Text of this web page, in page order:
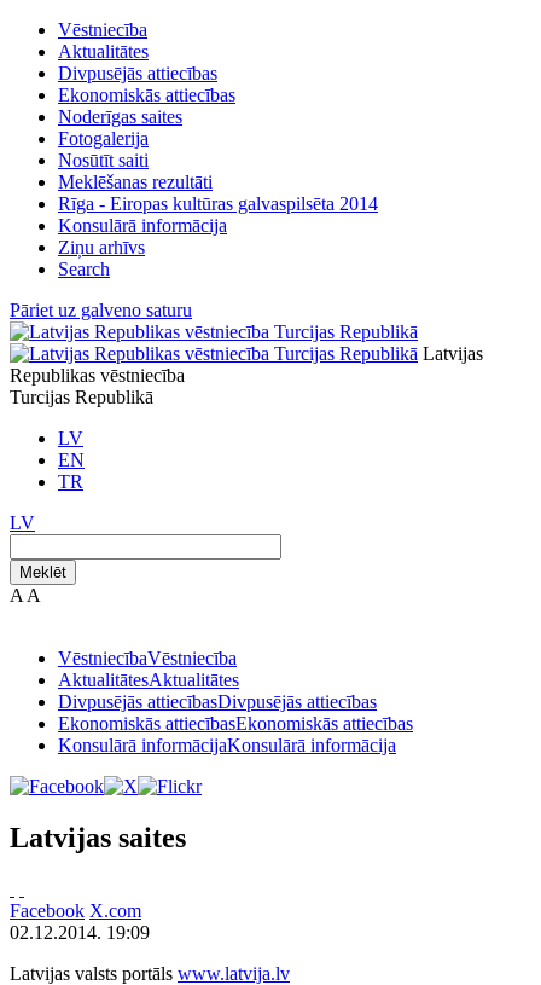
Vēstniecība
Aktualitātes
Divpusējās attiecības
Ekonomiskās attiecības
Noderīgas saites
Fotogalerija
Nosūtīt saiti
Meklēšanas rezultāti
Rīga - Eiropas kultūras galvaspilsēta 2014
Konsulārā informācija
Ziņu arhīvs
Search
Pāriet uz galveno saturu
Latvijas
Republikas vēstniecība
Turcijas Republikā
LV
EN
TR
LV
Meklēt
A A
VēstniecībaVēstniecība
AktualitātesAktualitātes
Divpusējās attiecībasDivpusējās attiecības
Ekonomiskās attiecībasEkonomiskās attiecības
Konsulārā informācijaKonsulārā informācija
Latvijas saites
Facebook X.com
02.12.2014. 19:09
Latvijas valsts portāls www.latvija.lv